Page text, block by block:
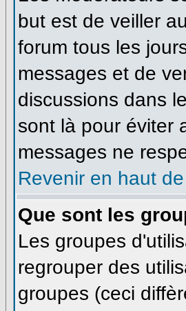
but est de veiller
forum tous les
messages et de
discussions dans
sont là pour éviter
messages ne
Revenir en haut
Que sont les
Les groupes
regrouper des
groupes (ceci